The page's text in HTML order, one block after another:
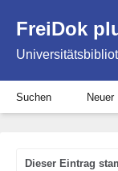
FreiDok
Suchen Neuer
Dieser Eintrag